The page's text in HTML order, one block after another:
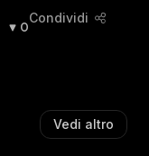
0
Condividi
Vedi altro